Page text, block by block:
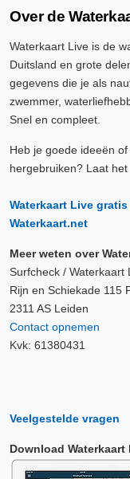
Over de
Waterkaart Live is de
Duitsland en grote
gegevens die je als
zwemmer,
Snel en compleet.
Heb je goede ideeën
hergebruiken? Laat het
Waterkaart Live
Waterkaart.net
Meer weten over
Surfcheck / Waterkaart
Rijn en Schiekade 115
2311 AS Leiden
Contact opnemen
Kvk: 61380431
Veelgestelde vragen
Download Waterkaart